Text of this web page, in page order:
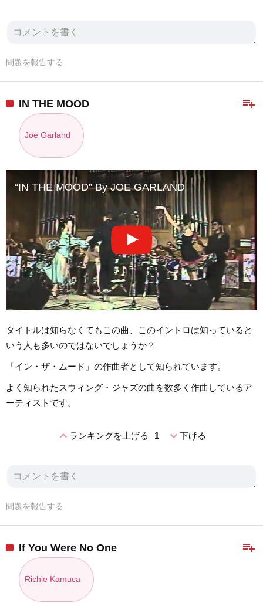
問題を報告する
playlist_add
IN THE MOOD
Joe Garland
“IN THE MOOD” By JOE GARLAND
タイトルは知らなくてもこの曲、このイントロは知っていると
いう人も多いのではないでしょうか？
「イン・ザ・ムード」の作曲者として知られています。
よく知られたスウィング・ジャズの曲を数多く作曲しているア
ーティストです。
expand_lessランキングを上げる 1 expand_more下げる
問題を報告する
playlist_add
If You Were No One
Richie Kamuca